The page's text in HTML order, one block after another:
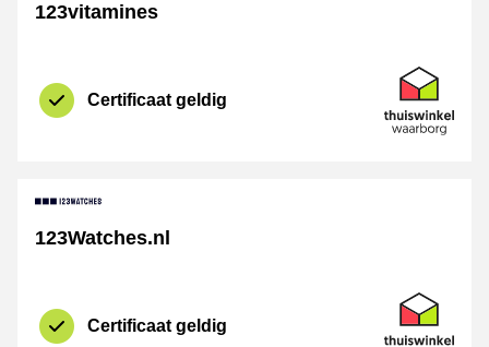
123vitamines
Certificaat geldig
certificaat
Thuiswinkel
123Watches.nl
Certificaat geldig
certificaat
Thuiswinkel